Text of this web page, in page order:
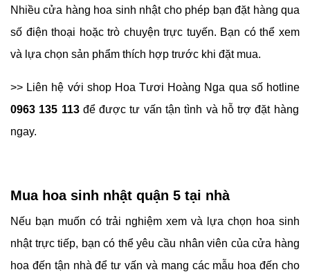
Nhiều cửa hàng hoa sinh nhật cho phép bạn đặt hàng qua
số điện thoại hoặc trò chuyện trực tuyến. Bạn có thể xem
và lựa chọn sản phẩm thích hợp trước khi đặt mua.
>> Liên hệ với shop Hoa Tươi Hoàng Nga qua số hotline
0963 135 113 để được tư vấn tận tình và hỗ trợ đặt hàng
ngay.
Mua hoa sinh nhật quận 5 tại nhà
Nếu bạn muốn có trải nghiệm xem và lựa chọn hoa sinh
nhật trực tiếp, bạn có thể yêu cầu nhân viên của cửa hàng
hoa đến tận nhà để tư vấn và mang các mẫu hoa đến cho